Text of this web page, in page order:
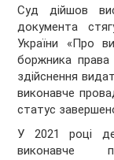
Суд дійшов
документа
України «Про
боржника права
здійснення
виконавче
статус
У 2021 році
виконавче